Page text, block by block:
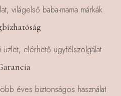
világelső baba-mama márkák
üzlet, elérhető ügyfélszolgálat
éves biztonságos használat